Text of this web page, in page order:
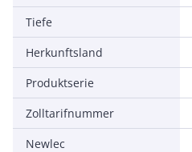
Tiefe
Herkunftsland
Produktserie
Zolltarifnummer
Newlec